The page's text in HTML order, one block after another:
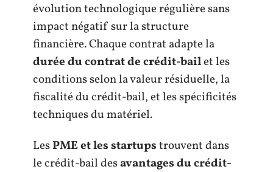
évolution technologique régulière sans
impact négatif sur la structure
financière. Chaque contrat adapte la
durée du contrat de crédit-bailet les
conditions selon la valeur résiduelle, la
fiscalité du crédit-bail, et les spécificités
techniques du matériel.
LesPME et les startupstrouvent dans
le crédit-bail desavantages du crédit-